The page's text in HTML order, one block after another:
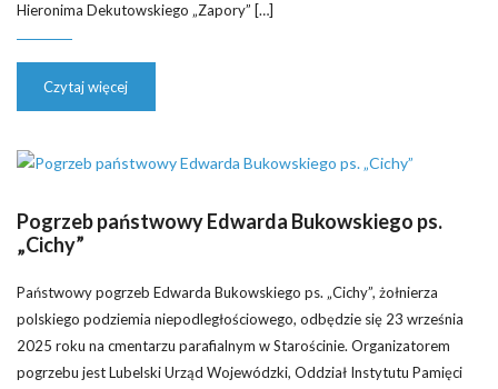
Hieronima Dekutowskiego „Zapory” […]
Czytaj więcej
Pogrzeb państwowy Edwarda Bukowskiego ps.
„Cichy”
Państwowy pogrzeb Edwarda Bukowskiego ps. „Cichy”, żołnierza
polskiego podziemia niepodległościowego, odbędzie się 23 września
2025 roku na cmentarzu parafialnym w Starościnie. Organizatorem
pogrzebu jest Lubelski Urząd Wojewódzki, Oddział Instytutu Pamięci